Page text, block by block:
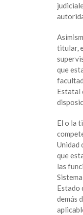
titular,
que
Estatal
El o la
Unidad
que
las
Estado
demás